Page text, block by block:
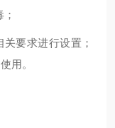
要求进行设置；
用。